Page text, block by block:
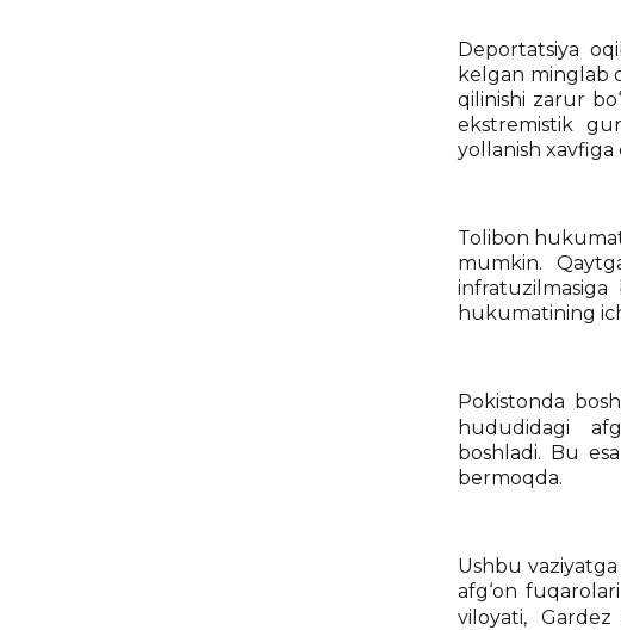
Deportatsiya
kelgan minglab
qilinishi zarur
ekstremistik
yollanish
Tolibon
mumkin.
hukumatining
Pokistonda
hududidagi
boshladi. Bu
bermoqda.
Ushbu
afg‘on
viloyati,